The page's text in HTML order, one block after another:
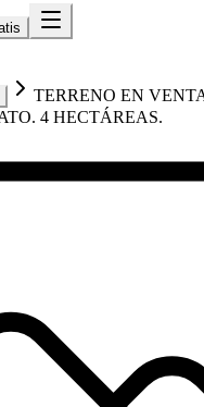
TERRENO EN
4 HECTÁREAS.